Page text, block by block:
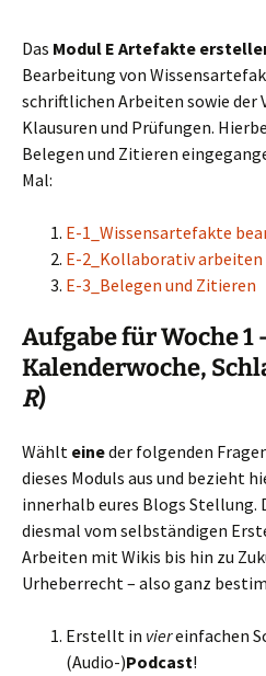
Das Modul E Artefakte
Bearbeitung von
schriftlichen Arbeiten sowie der
Klausuren und Prüfungen.
Belegen und Zitieren
Mal:
E-1_Wissensartefakte
E-2_Kollaborativ arbeiten
E-3_Belegen und Zitieren
Aufgabe für Woche 1
Kalenderwoche,
R)
Wählt eineder folgenden
dieses Moduls aus und bezieht
innerhalb eures Blogs Stellung.
diesmal vom selbständigen
Arbeiten mit Wikis bis hin zu
Urheberrecht – also ganz
Erstellt in viereinfachen
(Audio-)Podcast!